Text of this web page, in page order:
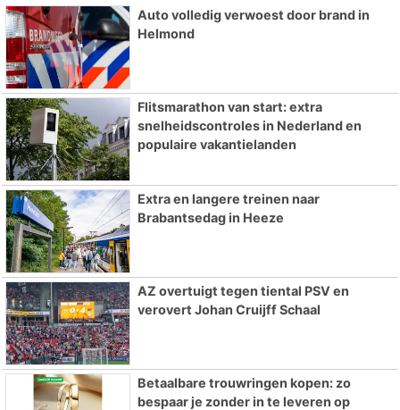
Auto volledig verwoest door brand in
Helmond
Flitsmarathon van start: extra
snelheidscontroles in Nederland en
populaire vakantielanden
Extra en langere treinen naar
Brabantsedag in Heeze
AZ overtuigt tegen tiental PSV en
verovert Johan Cruijff Schaal
Betaalbare trouwringen kopen: zo
bespaar je zonder in te leveren op